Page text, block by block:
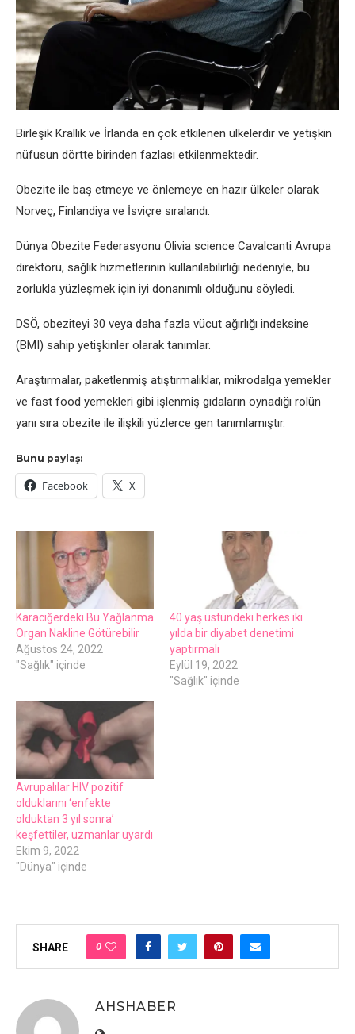
Birleşik Krallık ve İrlanda en çok etkilenen ülkelerdir ve yetişkin
nüfusun dörtte birinden fazlası etkilenmektedir.
Obezite ile baş etmeye ve önlemeye en hazır ülkeler olarak
Norveç, Finlandiya ve İsviçre sıralandı.
Dünya Obezite Federasyonu Olivia science Cavalcanti Avrupa
direktörü, sağlık hizmetlerinin kullanılabilirliği nedeniyle, bu
zorlukla yüzleşmek için iyi donanımlı olduğunu söyledi.
DSÖ, obeziteyi 30 veya daha fazla vücut ağırlığı indeksine
(BMI) sahip yetişkinler olarak tanımlar.
Araştırmalar, paketlenmiş atıştırmalıklar, mikrodalga yemekler
ve fast food yemekleri gibi işlenmiş gıdaların oynadığı rolün
yanı sıra obezite ile ilişkili yüzlerce gen tanımlamıştır.
Bunu paylaş:
Facebook X
Karaciğerdeki Bu Yağlanma
Organ Nakline Götürebilir
Ağustos 24, 2022
"Sağlık" içinde
40 yaş üstündeki herkes iki
yılda bir diyabet denetimi
yaptırmalı
Eylül 19, 2022
"Sağlık" içinde
Avrupalılar HIV pozitif
olduklarını ‘enfekte
olduktan 3 yıl sonra’
keşfettiler, uzmanlar uyardı
Ekim 9, 2022
"Dünya" içinde
SHARE 0
AHSHABER